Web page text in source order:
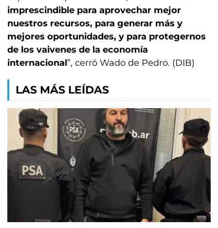
imprescindible para aprovechar mejor
nuestros recursos, para generar más y
mejores oportunidades, y para protegernos
de los vaivenes de la economía
internacional”, cerró Wado de Pedro. (DIB)
LAS MÁS LEÍDAS